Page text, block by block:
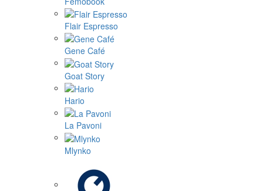
Flair Espresso
Gene Café
Goat Story
Hario
La Pavoni
Mlynko